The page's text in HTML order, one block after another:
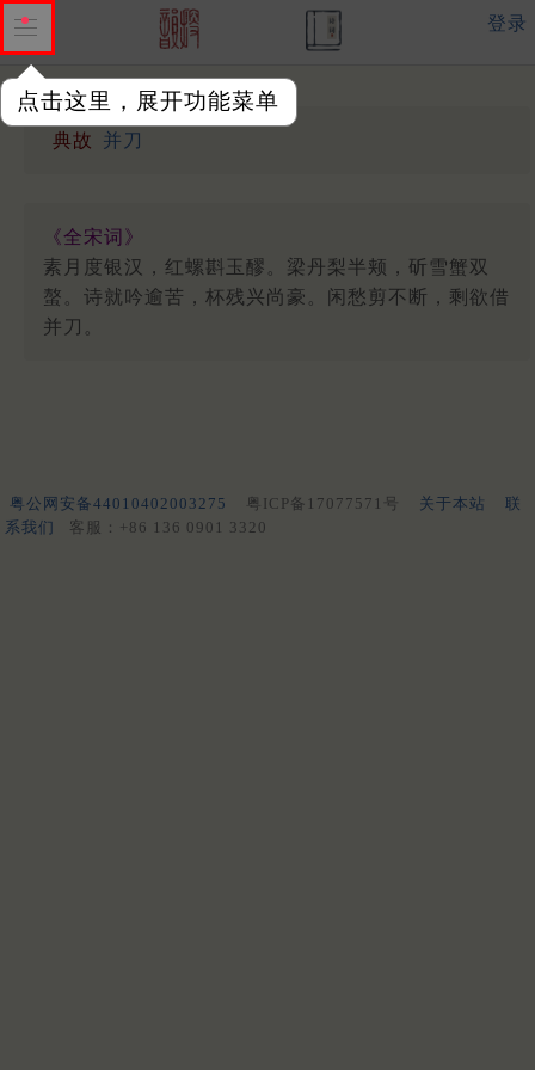
点击这里，展开功能菜单
登录
典故 并刀
《全宋词》
素月度银汉，红螺斟玉醪。梁丹梨半颊，斫雪蟹双
螯。诗就吟逾苦，杯残兴尚豪。闲愁剪不断，剩欲借
并刀。
粤公网安备44010402003275 粤ICP备17077571号 关于本站
联
系我们
客服：+86 136 0901 3320